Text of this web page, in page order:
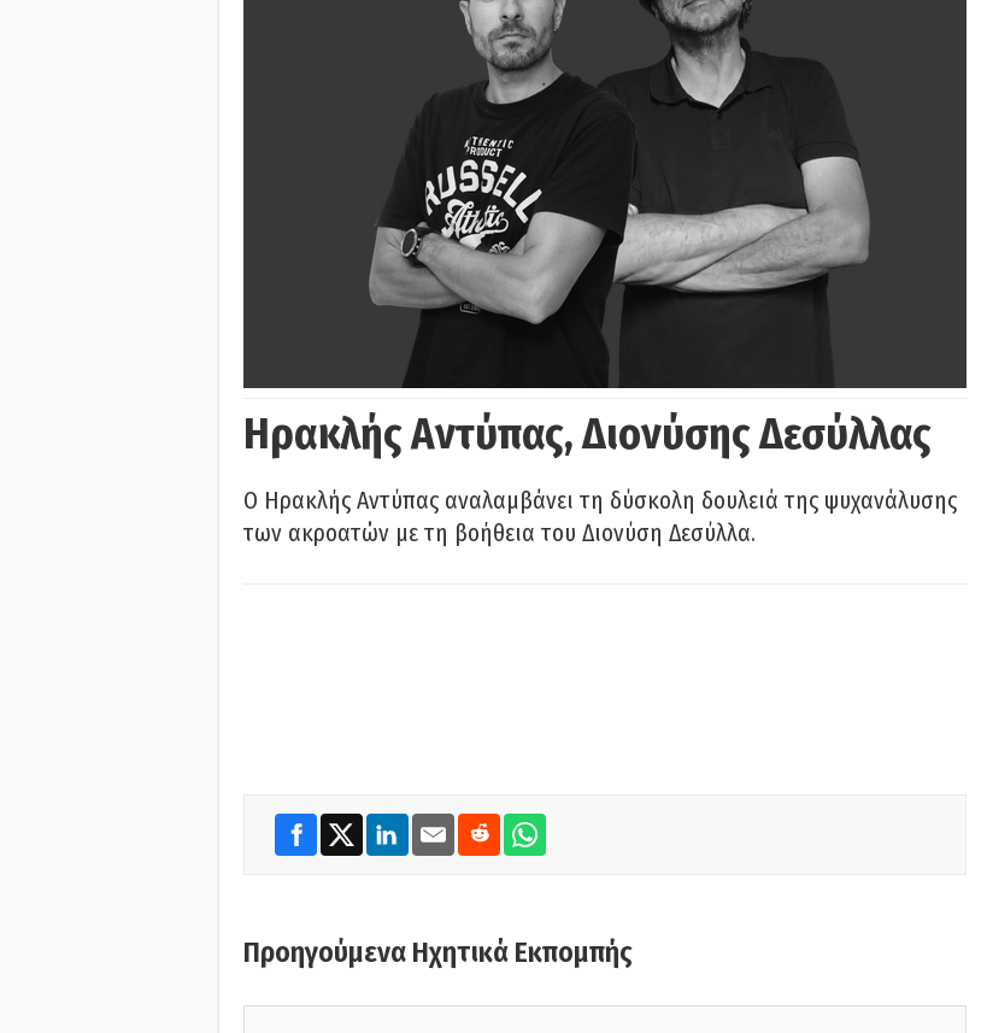
Ηρακλής Αντύπας, Διονύσης Δεσύλλας
Ο Ηρακλής Αντύπας αναλαμβάνει τη δύσκολη δουλειά της ψυχανάλυσης
των ακροατών με τη βοήθεια του Διονύση Δεσύλλα.
Προηγούμενα Ηχητικά Εκπομπής